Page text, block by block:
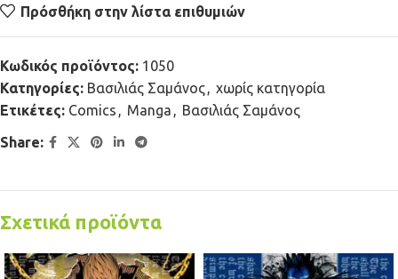
Πρόσθήκη στην λίστα επιθυμιών
Κωδικός προϊόντος: 1050
Κατηγορίες: Βασιλιάς Σαμάνος, χωρίς κατηγορία
Ετικέτες: Comics , Manga , Βασιλιάς Σαμάνος
Share:
Σχετικά προϊόντα